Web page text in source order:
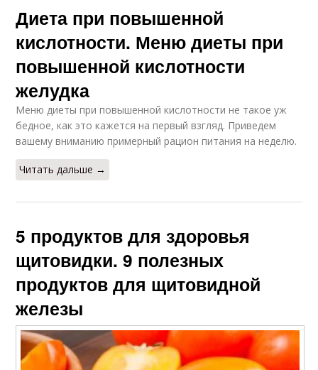
Диета при повышенной
кислотности. Меню диеты при
повышенной кислотности
желудка
Меню диеты при повышенной кислотности не такое уж
бедное, как это кажется на первый взгляд. Приведем
вашему вниманию примерный рацион питания на неделю.
Читать дальше →
5 продуктов для здоровья
щитовидки. 9 полезных
продуктов для щитовидной
железы